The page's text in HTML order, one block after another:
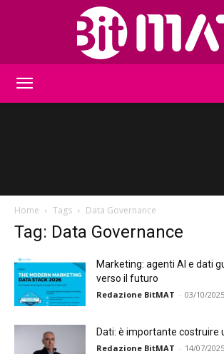
Home Tags Data Governance
Tag: Data Governance
Marketing: agenti AI e dati
verso il futuro
Redazione BitMAT - 03/10/2025
Dati: è importante costruire
Redazione BitMAT - 14/07/2025